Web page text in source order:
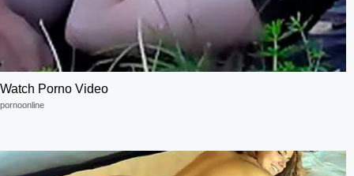
Watch Porno Video
pornoonline